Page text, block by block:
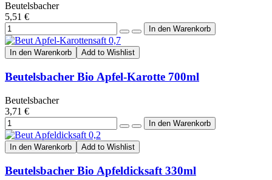
Beutelsbacher
5,51 €
In den Warenkorb Add to Wishlist
Beutelsbacher Bio Apfel-Karotte 700ml
Beutelsbacher
3,71 €
In den Warenkorb Add to Wishlist
Beutelsbacher Bio Apfeldicksaft 330ml